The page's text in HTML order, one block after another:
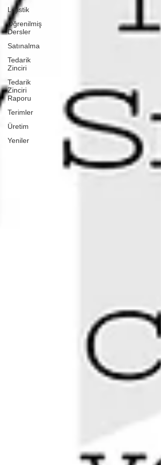
Lojistik
Öğrenilmiş
Dersler
Satınalma
Tedarik
Zinciri
Tedarik
Zinciri
Raporu
Terimler
Üretim
Yeniler